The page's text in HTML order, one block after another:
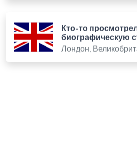
биографическую
Лондон,